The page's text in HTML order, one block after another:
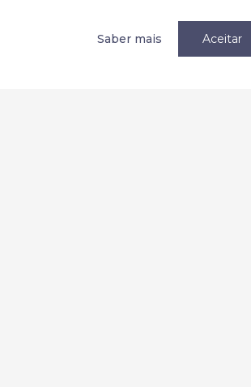
Saber mais Aceitar
Política de privacidade / Privacy